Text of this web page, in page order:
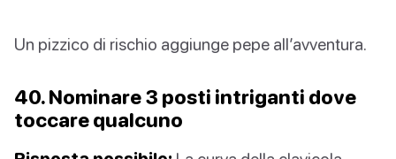
Un pizzico di rischio aggiunge pepe all’avventura.
40. Nominare 3 posti intriganti dove
toccare qualcuno